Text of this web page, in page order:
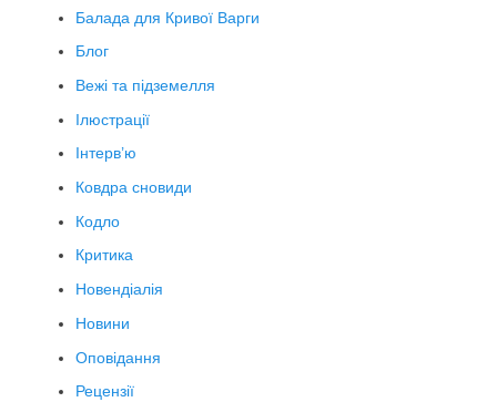
Балада для Кривої Варги
Блог
Вежі та підземелля
Ілюстрації
Інтерв’ю
Ковдра сновиди
Кодло
Критика
Новендіалія
Новини
Оповідання
Рецензії